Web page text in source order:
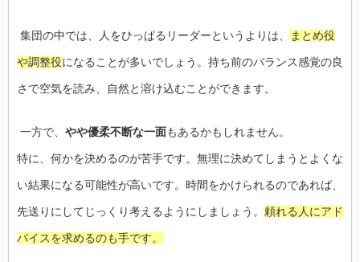
集団の中では、人をひっぱるリーダーというよりは、 まとめ役
や調整役になることが多いでしょう。持ち前のバランス感覚の良
さで空気を読み、自然と溶け込むことができます。
一方で、 やや優柔不断な一面もあるかもしれません。
特に、何かを決めるのが苦手です。無理に決めてしまうとよくな
い結果になる可能性が高いです。時間をかけられるのであれば、
先送りにしてじっくり考えるようにしましょう。 頼れる人にアド
バイスを求めるのも手です。